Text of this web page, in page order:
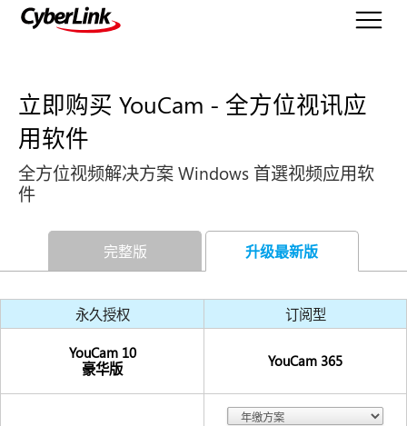
立即购买 YouCam - 全方位视讯应
用软件
全方位视频解决方案 Windows 首選视频应用软
件
完整版 升级最新版
永久授权
订阅型
YouCam10
豪华版
YouCam 365